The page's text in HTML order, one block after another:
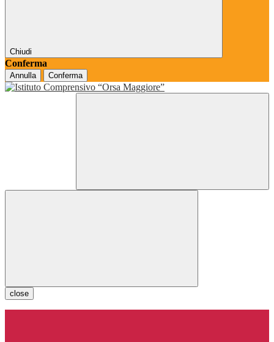
Chiudi
Conferma
Annulla Conferma
close